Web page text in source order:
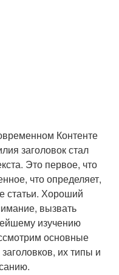
Контенте
заголовок стал
Это первое, что
что определяет,
статьи. Хороший
вызвать
изучению
основные
их типы и